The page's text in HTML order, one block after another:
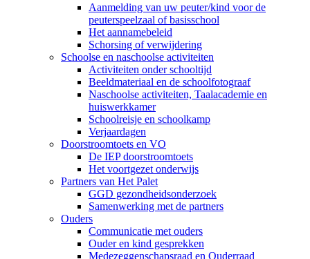
Aanmelding van uw peuter/kind voor de
peuterspeelzaal of basisschool
Het aannamebeleid
Schorsing of verwijdering
Schoolse en naschoolse activiteiten
Activiteiten onder schooltijd
Beeldmateriaal en de schoolfotograaf
Naschoolse activiteiten, Taalacademie en
huiswerkkamer
Schoolreisje en schoolkamp
Verjaardagen
Doorstroomtoets en VO
De IEP doorstroomtoets
Het voortgezet onderwijs
Partners van Het Palet
GGD gezondheidsonderzoek
Samenwerking met de partners
Ouders
Communicatie met ouders
Ouder en kind gesprekken
Medezeggenschapsraad en Ouderraad